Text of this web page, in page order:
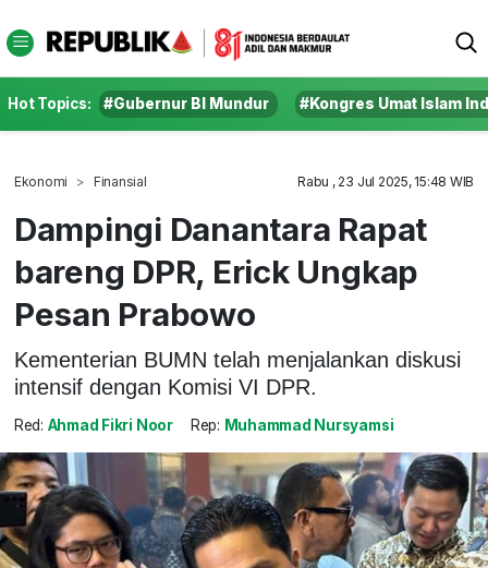
Hot Topics: #Gubernur BI Mundur #Kongres Umat Islam
Ekonomi Finansial Rabu , 23 Jul 2025, 15:48 WIB
Dampingi Danantara Rapat
bareng DPR, Erick Ungkap
Pesan Prabowo
Kementerian BUMN telah menjalankan diskusi
intensif dengan Komisi VI DPR.
Red: Ahmad Fikri Noor Rep: Muhammad Nursyamsi